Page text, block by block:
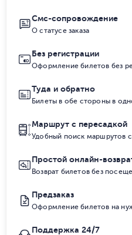
Смс-сопровождение
О статусе заказа
Без регистрации
Оформление билетов без
Туда и обратно
Билеты в обе стороны в
Маршрут с пересадкой
Удобный поиск маршрутов
Простой онлайн-
Возврат билетов без
Предзаказ
Оформление билетов на
Поддержка 24/7